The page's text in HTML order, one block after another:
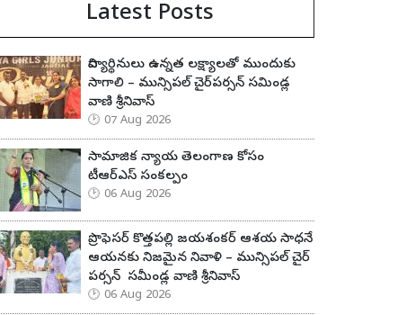
Latest Posts
విద్యార్థినులు ఉన్నత లక్ష్యాలతో ముందుకు
సాగాలి – మున్సిపల్ చైర్‌పర్సన్ సమిండ్ల
వాణి శ్రీనివాస్
07 Aug 2026
సామాజిక న్యాయ తెలంగాణ కోసం
టీఆర్ఎస్ సంకల్పం
06 Aug 2026
ప్రొఫెసర్ కొత్తపల్లి జయశంకర్ ఆశయ సాధనే
ఆయనకు నిజమైన నివాళి – మున్సిపల్ చైర్
పర్సన్ సమీండ్ల వాణి శ్రీనివాస్
06 Aug 2026